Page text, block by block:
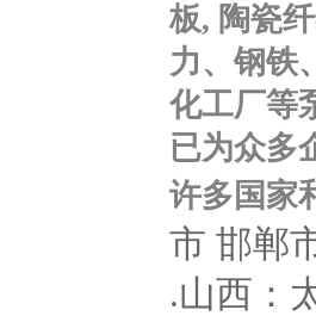
板, 陶瓷
力、钢铁
化工厂等
已为众多
许多国家
市 邯郸
.山西：